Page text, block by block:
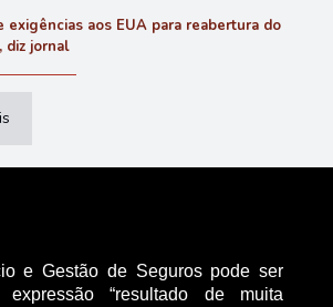
aos EUA para reabertura do
diz jornal
e Gestão de Seguros pode ser
“resultado de muita